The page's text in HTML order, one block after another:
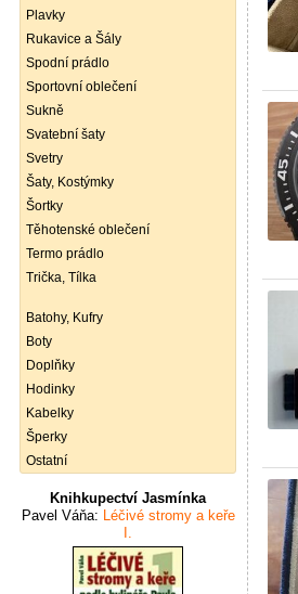
Plavky
Rukavice a Šály
Spodní prádlo
Sportovní oblečení
Sukně
Svatební šaty
Svetry
Šaty, Kostýmky
Šortky
Těhotenské oblečení
Termo prádlo
Trička, Tílka
Batohy, Kufry
Boty
Doplňky
Hodinky
Kabelky
Šperky
Ostatní
Knihkupectví Jasmínka
Pavel Váňa: Léčivé stromy a keře
I.